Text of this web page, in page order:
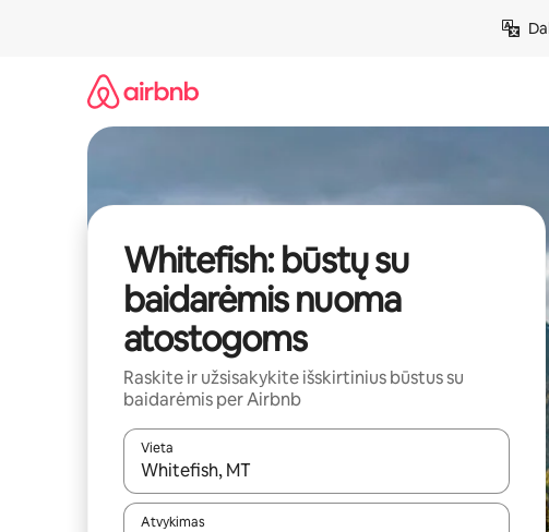
Whitefish: būstų su
baidarėmis nuoma
atostogoms
Raskite ir užsisakykite išskirtinius būstus su
baidarėmis per Airbnb
Vieta
Kai pasirodys paieškos rezultatai, juos naršyti galite
Atvykimas